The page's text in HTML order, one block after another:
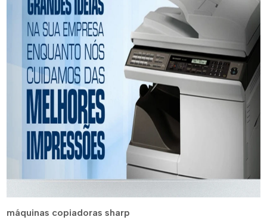
máquinas copiadoras sharp